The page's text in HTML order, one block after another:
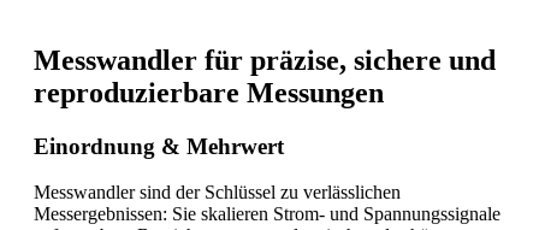
Messwandler für präzise, sichere und
reproduzierbare Messungen
Einordnung & Mehrwert
Messwandler sind der Schlüssel zu verlässlichen
Messergebnissen: Sie skalieren Strom- und Spannungssignale